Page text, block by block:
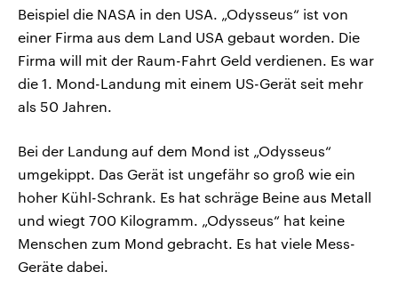
Beispiel die NASA in den USA. „Odysseus“ ist von
einer Firma aus dem Land USA gebaut worden. Die
Firma will mit der Raum-Fahrt Geld verdienen. Es war
die 1. Mond-Landung mit einem US-Gerät seit mehr
als 50 Jahren.
Bei der Landung auf dem Mond ist „Odysseus“
umgekippt. Das Gerät ist ungefähr so groß wie ein
hoher Kühl-Schrank. Es hat schräge Beine aus Metall
und wiegt 700 Kilogramm. „Odysseus“ hat keine
Menschen zum Mond gebracht. Es hat viele Mess-
Geräte dabei.